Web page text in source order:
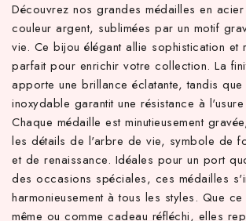
Découvrez nos grandes médailles en
couleur argent, sublimées par un motif
vie. Ce bijou élégant allie sophistication et
parfait pour enrichir votre collection. La
apporte une brillance éclatante, tandis
inoxydable garantit une résistance à
Chaque médaille est minutieusement
les détails de l'arbre de vie, symbole de
et de renaissance. Idéales pour un port
des occasions spéciales, ces médailles
harmonieusement à tous les styles. Que
même ou comme cadeau réfléchi, elles